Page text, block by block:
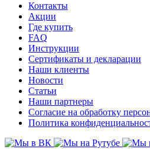
Контакты
Акции
Где купить
FAQ
Инструкции
Сертификаты и декларации
Наши клиенты
Новости
Статьи
Наши партнеры
Согласие на обработку
Политика